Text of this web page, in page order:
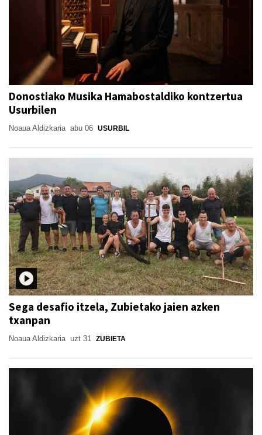
Donostiako Musika Hamabostaldiko kontzertua
Usurbilen
Noaua Aldizkaria abu 06 USURBIL
Sega desafio itzela, Zubietako jaien azken
txanpan
Noaua Aldizkaria uzt 31 ZUBIETA